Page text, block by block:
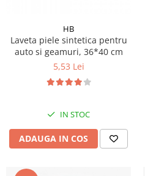
HB
Laveta piele sintetica pentru
auto si geamuri, 36*40 cm
5,53 Lei
IN STOC
ADAUGA IN COS